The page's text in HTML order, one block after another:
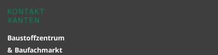
KONTAKT
XANTEN
Baustoffzentrum
& Baufachmarkt